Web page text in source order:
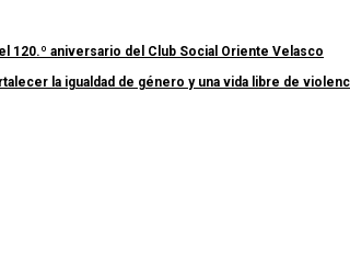
120.º aniversario del Club Social Oriente Velasco
la igualdad de género y una vida libre de